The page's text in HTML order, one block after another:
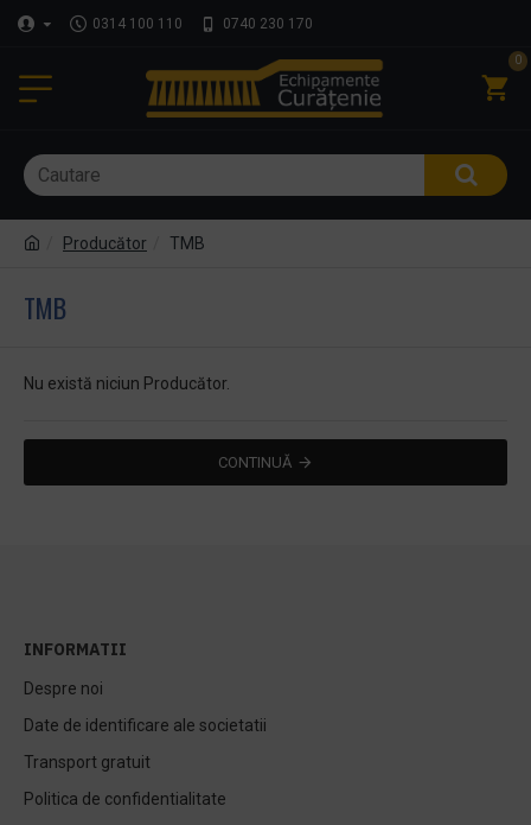
0314 100 110 0740 230 170
0
Producător TMB
TMB
Nu există niciun Producător.
CONTINUĂ
INFORMATII
Despre noi
Date de identificare ale societatii
Transport gratuit
Politica de confidentialitate